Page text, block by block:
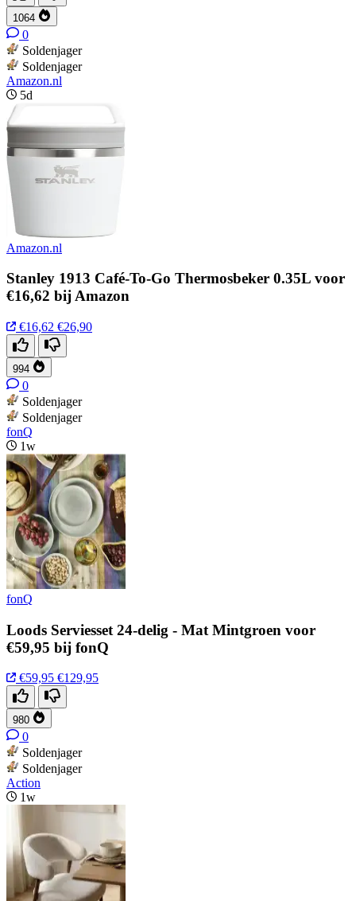
1064
0
Soldenjager
Soldenjager
Amazon.nl
5d
Amazon.nl
Stanley 1913 Café-To-Go Thermosbeker 0.35L voor
€16,62 bij Amazon
€16,62 €26,90
994
0
Soldenjager
Soldenjager
fonQ
1w
fonQ
Loods Serviesset 24-delig - Mat Mintgroen voor
€59,95 bij fonQ
€59,95 €129,95
980
0
Soldenjager
Soldenjager
Action
1w